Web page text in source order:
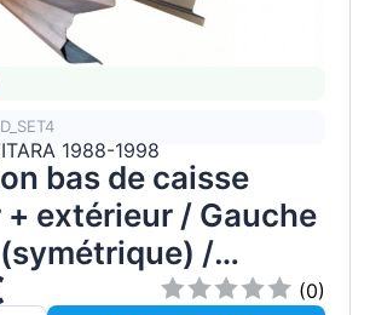
1988-1998
bas de caisse
extérieur / Gauche
/
(0)